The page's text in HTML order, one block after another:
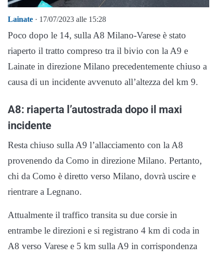
Lainate · 17/07/2023 alle 15:28
Poco dopo le 14, sulla A8 Milano-Varese è stato
riaperto il tratto compreso tra il bivio con la A9 e
Lainate in direzione Milano precedentemente chiuso a
causa di un incidente avvenuto all’altezza del km 9.
A8: riaperta l’autostrada dopo il maxi
incidente
Resta chiuso sulla A9 l’allacciamento con la A8
provenendo da Como in direzione Milano. Pertanto,
chi da Como è diretto verso Milano, dovrà uscire e
rientrare a Legnano.
Attualmente il traffico transita su due corsie in
entrambe le direzioni e si registrano 4 km di coda in
A8 verso Varese e 5 km sulla A9 in corrispondenza